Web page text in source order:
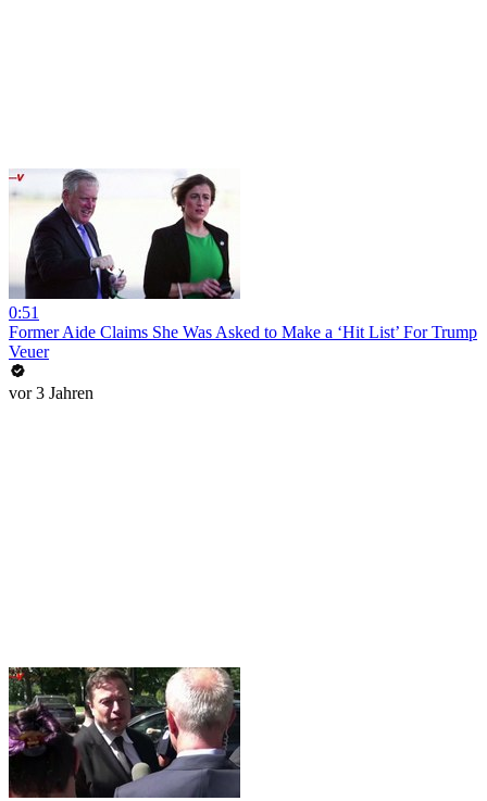
0:51
Former Aide Claims She Was Asked to Make a ‘Hit List’ For Trump
Veuer
vor 3 Jahren